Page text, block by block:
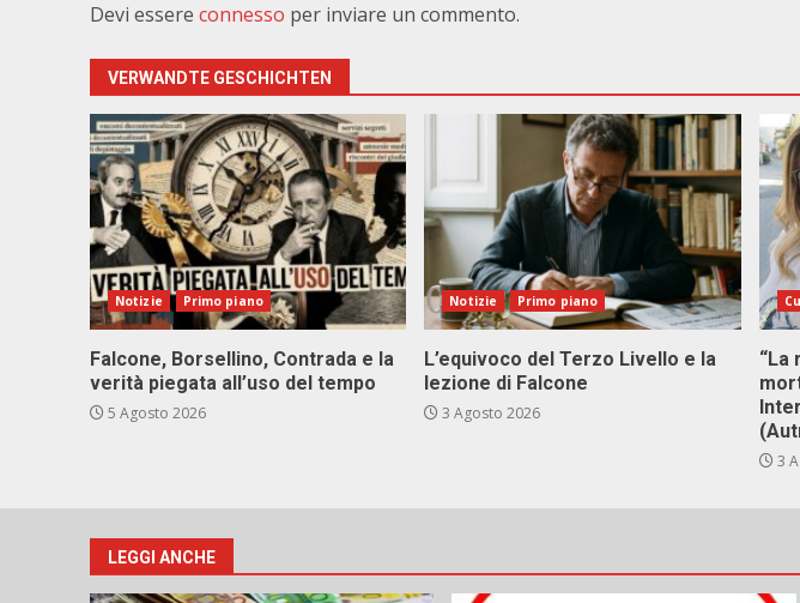
Devi essere connesso per inviare un commento.
VERWANDTE GESCHICHTEN
Notizie Primo piano
Falcone, Borsellino, Contrada e la
verità piegata all’uso del tempo
5 Agosto 2026
Notizie Primo piano
L’equivoco del Terzo Livello e la
lezione di Falcone
3 Agosto 2026
“La
3
LEGGI ANCHE